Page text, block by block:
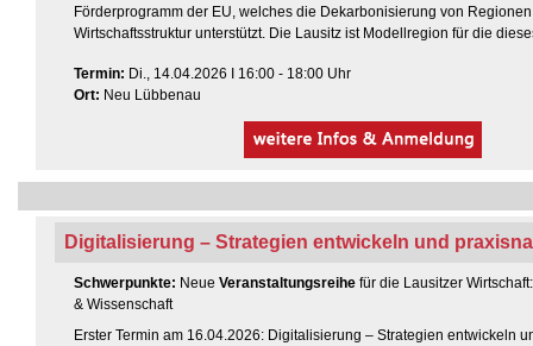
Förderprogramm der EU, welches die Dekarbonisierung von
Wirtschaftsstruktur unterstützt. Die Lausitz ist Modellregion für die
Termin: Di., 14.04.2026 I 16:00 - 18:00 Uhr
Ort: Neu Lübbenau
Digitalisierung – Strategien entwickeln und
Schwerpunkte: Neue Veranstaltungsreihefür die Lausitzer
& Wissenschaft
Erster Termin am 16.04.2026: Digitalisierung – Strategien entwickeln